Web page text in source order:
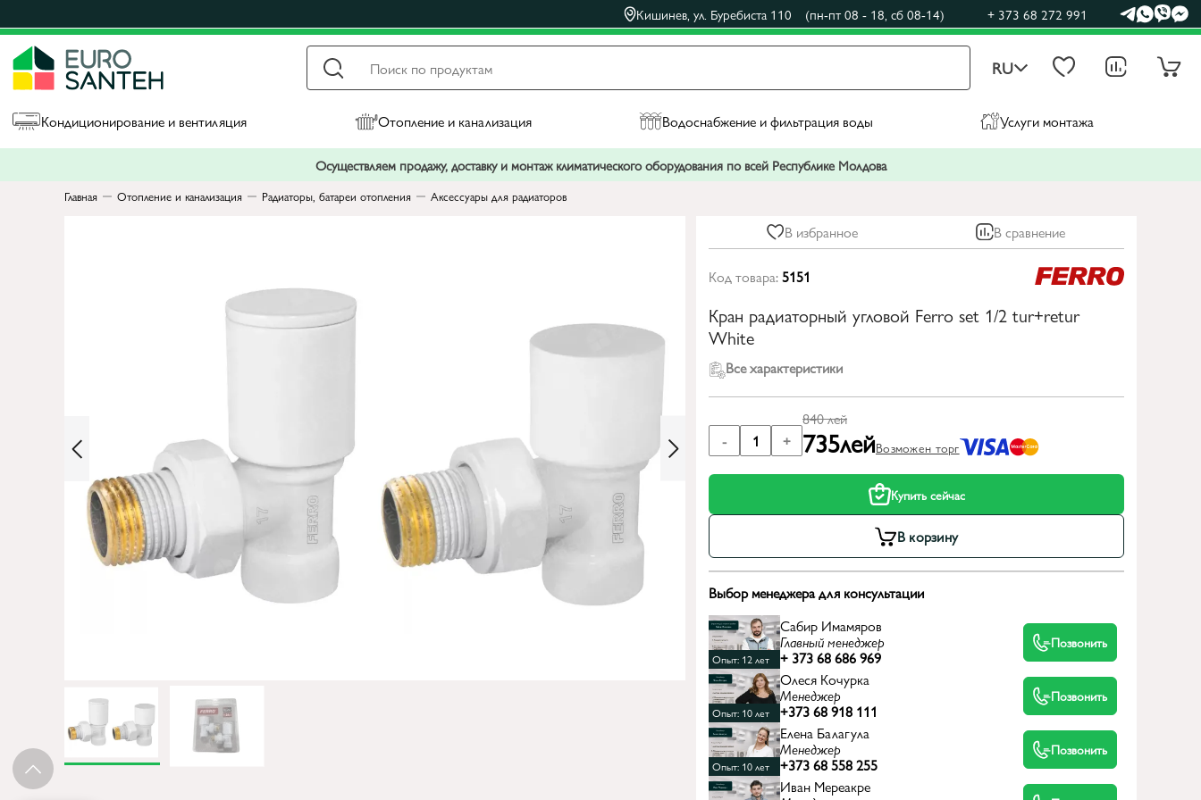
Кишинев, ул. Буребиста 110 (пн-пт 08 - 18, сб 08-14) + 373 68 272 991
RU
Кондиционирование и вентиляция Отопление и канализация Водоснабжение и фильтрация воды Услуги монтажа
Осуществляем продажу, доставку и монтаж климатического оборудования по всей Республике Молдова
Главная Отопление и канализация Радиаторы, батареи отопления Аксессуары для радиаторов
В избранное В сравнение
Код товара:5151
Кран радиаторный угловой Ferro set 1/2 tur+retur
White
Все характеристики
- 1 +
840лей
735лейВозможен торг
Купить сейчас
В корзину
Выбор менеджера для консультации
Опыт: 12 лет
Сабир Имамяров
Главный менеджер
+ 373 68 686 969
Позвонить
Опыт: 10 лет
Олеся Кочурка
Менеджер
+373 68 918 111
Позвонить
Опыт: 10 лет
Елена Балагула
Менеджер
+373 68 558 255
Позвонить
Иван Мереакре